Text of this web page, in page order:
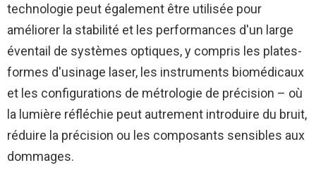
technologie peut également être utilisée pour
améliorer la stabilité et les performances d'un large
éventail de systèmes optiques, y compris les plates-
formes d'usinage laser, les instruments biomédicaux
et les configurations de métrologie de précision – où
la lumière réfléchie peut autrement introduire du bruit,
réduire la précision ou les composants sensibles aux
dommages.